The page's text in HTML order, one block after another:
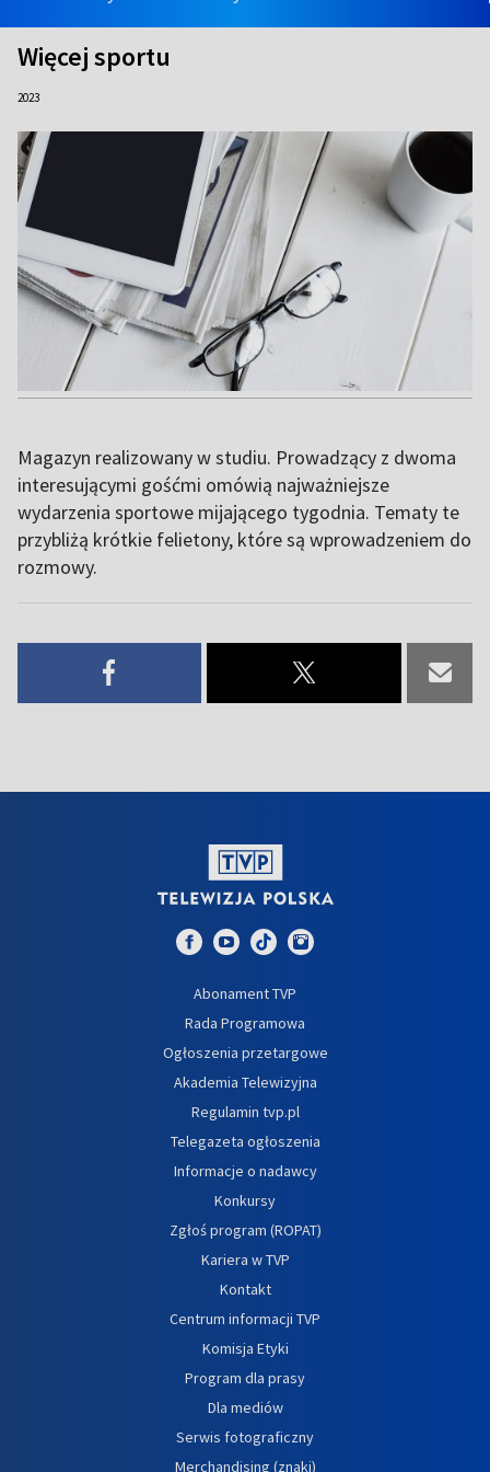
Więcej sportu
2023
Magazyn realizowany w studiu. Prowadzący z dwoma
interesującymi gośćmi omówią najważniejsze
wydarzenia sportowe mijającego tygodnia. Tematy te
przybliżą krótkie felietony, które są wprowadzeniem do
rozmowy.
Abonament TVP
Rada Programowa
Ogłoszenia przetargowe
Akademia Telewizyjna
Regulamin tvp.pl
Telegazeta ogłoszenia
Informacje o nadawcy
Konkursy
Zgłoś program (ROPAT)
Kariera w TVP
Kontakt
Centrum informacji TVP
Komisja Etyki
Program dla prasy
Dla mediów
Serwis fotograficzny
Merchandising (znaki)